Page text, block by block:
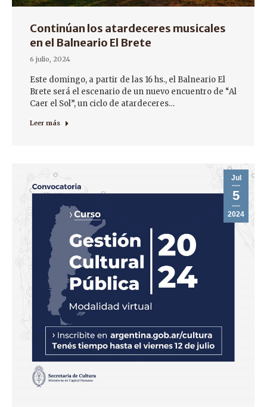
Continúan los atardeceres musicales
en el Balneario El Brete
6 julio, 2024
Este domingo, a partir de las 16 hs., el Balneario El
Brete será el escenario de un nuevo encuentro de “Al
Caer el Sol”, un ciclo de atardeceres…
Leer más
Jul
5
2024